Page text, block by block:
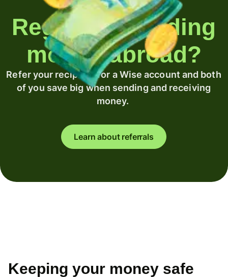
Regularly sending
money abroad?
Refer your recipient for a Wise account and both
of you save big when sending and receiving
money.
Learn about referrals
Keeping your money safe